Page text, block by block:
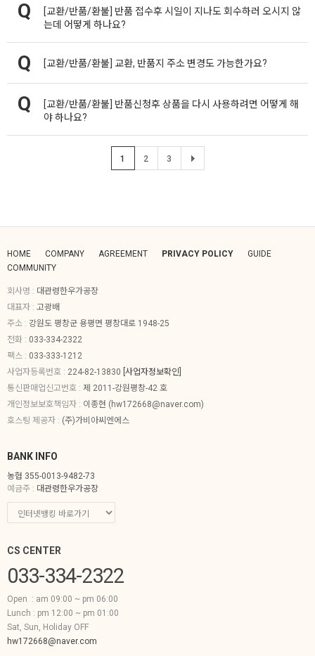
[교환/반품/환불] 반품 접수후 시일이 지나도 회수하러 오시지 않
는데 어떻게 하나요?
[교환/반품/환불] 교환, 반품지 주소 변경도 가능한가요?
[교환/반품/환불] 반품신청후 상품을 다시 사용하려면 어떻게 해
야 하나요?
1 2 3
HOME COMPANY AGREEMENT PRIVACY POLICY
GUIDE
COMMUNITY
회사명 : 대관령한우가공장
대표자 : 고광배
주소 : 강원도 평창군 용평면 평창대로 1948-25
전화 : 033-334-2322
팩스 : 033-333-1212
사업자등록번호 : 224-82-13830 [사업자정보확인]
통신판매업신고번호 : 제 2011-강원평창-42 호
개인정보보호책임자 : 이종현 ( hw172668@naver.com)
호스팅 제공자 : (주)가비아씨엔에스
BANK INFO
농협 355-0013-9482-73
예금주 : 대관령한우가공장
CS CENTER
033-334-2322
Open : am 09:00 ~ pm 06:00
Lunch : pm 12:00 ~ pm 01:00
Sat, Sun, Holiday OFF
hw172668@naver.com